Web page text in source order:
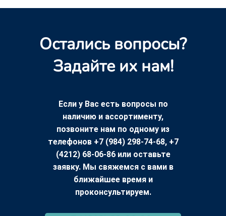
Остались вопросы?
Задайте их нам!
Если у Вас есть вопросы по
наличию и ассортименту,
позвоните нам по одному из
телефонов +7 (984) 298-74-68, +7
(4212) 68-06-86 или оставьте
заявку. Мы свяжемся с вами в
ближайшее время и
проконсультируем.